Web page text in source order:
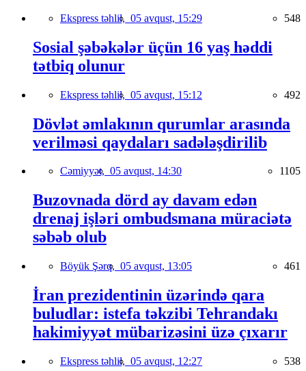
Ekspress təhlil, 05 avqust, 15:29 548
Sosial şəbəkələr üçün 16 yaş həddi
tətbiq olunur
Ekspress təhlil, 05 avqust, 15:12 492
Dövlət əmlakının qurumlar arasında
verilməsi qaydaları sadələşdirilib
Cəmiyyət, 05 avqust, 14:30 1105
Buzovnada dörd ay davam edən
drenaj işləri ombudsmana müraciətə
səbəb olub
Böyük Şərq, 05 avqust, 13:05 461
İran prezidentinin üzərində qara
buludlar: istefa təkzibi Tehrandakı
hakimiyyət mübarizəsini üzə çıxarır
Ekspress təhlil, 05 avqust, 12:27 538